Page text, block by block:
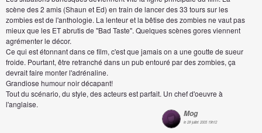
scène des 2 amis (Shaun et Ed) en train de lancer des 33 tours sur les
zombies est de l'anthologie. La lenteur et la bêtise des zombies ne vaut pas
mieux que les ET abrutis de "Bad Taste". Quelques scènes gores viennent
agrémenter le décor.
Ce qui est étonnant dans ce film, c'est que jamais on a une goutte de sueur
froide. Pourtant, être retranché dans un pub entouré par des zombies, ça
devrait faire monter l'adrénaline.
Grandiose humour noir décapant!
Tout du scénario, du style, des acteurs est parfait. Un chef d'oeuvre à
l'anglaise.
Mog
le 28 juillet 2005 19h12